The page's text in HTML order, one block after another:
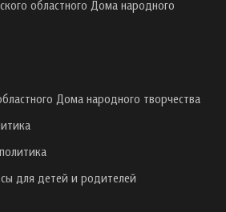
областного Дома народного
Дома народного творчества
для детей и родителей